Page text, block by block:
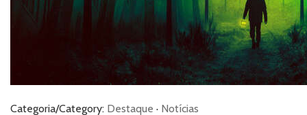
Categoria/Category: Destaque · Notícias